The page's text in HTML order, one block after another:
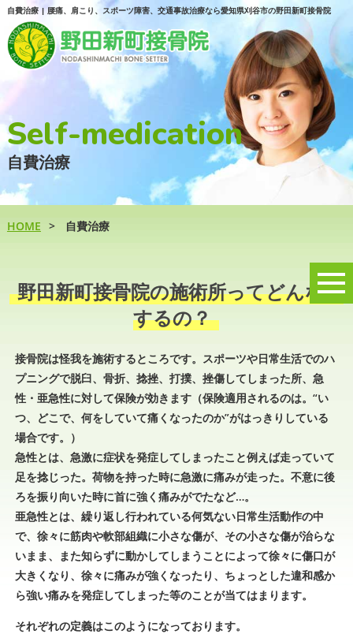
t
o
e
a
t
i
自費治療 | 腰痛、肩こり、スポーツ障害、交通事故治療なら愛知県刈谷市の野田新町接骨院
Self-medication
自費治療
HOME 自費治療
野田新町接骨院の施術所ってどんな事
するの？
接骨院は怪我を施術するところです。スポーツや日常生活でのハ
プニングで脱臼、骨折、捻挫、打撲、挫傷してしまった所、急
性・亜急性に対して保険が効きます（保険適用されるのは。“い
つ、どこで、何をしていて痛くなったのか”がはっきりしている
場合です。）
急性とは、急激に症状を発症してしまったこと例えば走っていて
足を捻じった。荷物を持った時に急激に痛みが走った。不意に後
ろを振り向いた時に首に強く痛みがでたなど…。
亜急性とは、繰り返し行われている何気ない日常生活動作の中
で、徐々に筋肉や軟部組織に小さな傷が、その小さな傷が治らな
いまま、また知らずに動かしてしまうことによって徐々に傷口が
大きくなり、徐々に痛みが強くなったり、ちょっとした違和感か
ら強い痛みを発症してしまった等のことが当てはまります。
それぞれの定義はこのようになっております。